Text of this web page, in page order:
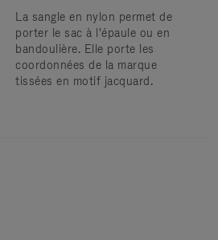
La sangle en nylon permet de
porter le sac à l'épaule ou en
bandoulière. Elle porte les
coordonnées de la marque
tissées en motif jacquard.